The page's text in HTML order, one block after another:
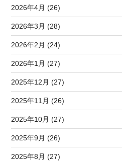
2026年4月 (26)
2026年3月 (28)
2026年2月 (24)
2026年1月 (27)
2025年12月 (27)
2025年11月 (26)
2025年10月 (27)
2025年9月 (26)
2025年8月 (27)